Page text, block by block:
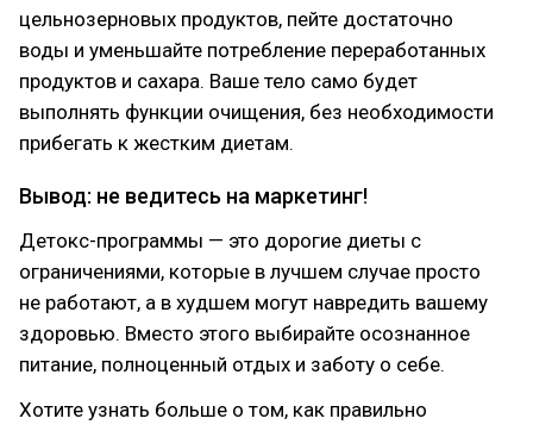
цельнозерновых продуктов, пейте достаточно
воды и уменьшайте потребление переработанных
продуктов и сахара. Ваше тело само будет
выполнять функции очищения, без необходимости
прибегать к жестким диетам.
Вывод: не ведитесь на маркетинг!
Детокс-программы — это дорогие диеты с
ограничениями, которые в лучшем случае просто
не работают, а в худшем могут навредить вашему
здоровью. Вместо этого выбирайте осознанное
питание, полноценный отдых и заботу о себе.
Хотите узнать больше о том, как правильно